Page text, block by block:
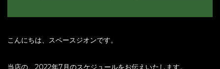
こんにちは、スペースジオンです。
当店の、2022年7月のスケジュールをお伝えいたします。